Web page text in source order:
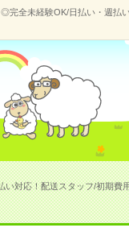
◎完全未経験OK/日払い・週払
対応！配送スタッフ/初期費